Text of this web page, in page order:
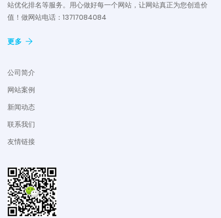
站优化排名等服务。用心做好每一个网站，让网站真正为您创造价
值！做网站电话：13717084084
更多
公司简介
网站案例
新闻动态
联系我们
友情链接